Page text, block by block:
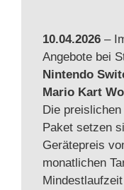
10.04.2026 –
Angebote bei
Nintendo
Mario Kart
Die
Paket setzen
Gerätepreis
monatlichen